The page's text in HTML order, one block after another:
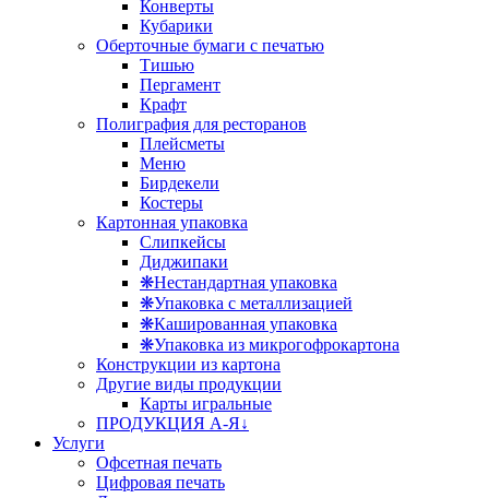
Конверты
Кубарики
Оберточные бумаги с печатью
Тишью
Пергамент
Крафт
Полиграфия для ресторанов
Плейсметы
Меню
Бирдекели
Костеры
Картонная упаковка
Слипкейсы
Диджипаки
❋Нестандартная упаковка
❋Упаковка с металлизацией
❋Кашированная упаковка
❋Упаковка из микрогофрокартона
Конструкции из картона
Другие виды продукции
Карты игральные
ПРОДУКЦИЯ А-Я↓
Услуги
Офсетная печать
Цифровая печать